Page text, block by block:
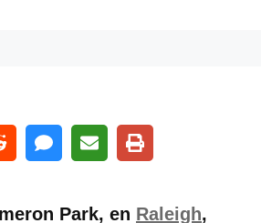
Park, en Raleigh,